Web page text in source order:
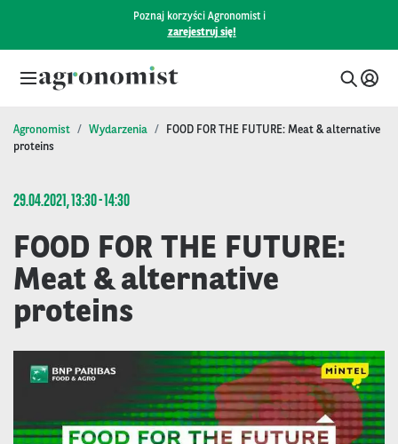
Poznaj korzyści Agronomist i
zarejestruj się!
Agronomist Wydarzenia
FOOD FOR THE FUTURE: Meat & alternative
proteins
29.04.2021, 13:30 - 14:30
FOOD FOR THE FUTURE:
Meat & alternative
proteins